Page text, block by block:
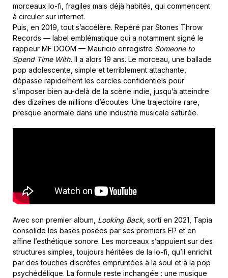
morceaux lo-fi, fragiles mais déjà habités, qui commencent
à circuler sur internet.
Puis, en 2019, tout s’accélère. Repéré par Stones Throw
Records — label emblématique qui a notamment signé le
rappeur MF DOOM — Mauricio enregistre Someone to
Spend Time With. Il a alors 19 ans. Le morceau, une ballade
pop adolescente, simple et terriblement attachante,
dépasse rapidement les cercles confidentiels pour
s’imposer bien au-delà de la scène indie, jusqu’à atteindre
des dizaines de millions d’écoutes. Une trajectoire rare,
presque anormale dans une industrie musicale saturée.
Avec son premier album, Looking Back, sorti en 2021, Tapia
consolide les bases posées par ses premiers EP et en
affine l’esthétique sonore. Les morceaux s’appuient sur des
structures simples, toujours héritées de la lo-fi, qu’il enrichit
par des touches discrètes empruntées à la soul et à la pop
psychédélique. La formule reste inchangée : une musique